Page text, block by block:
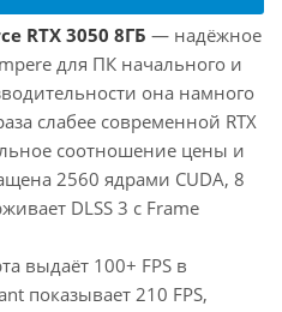
RTX 3050 8ГБ — надёжное
для ПК начального и
она намного
слабее современной RTX
соотношение цены и
2560 ядрами CUDA, 8
DLSS 3 с Frame
выдаёт 100+ FPS в
показывает 210 FPS,